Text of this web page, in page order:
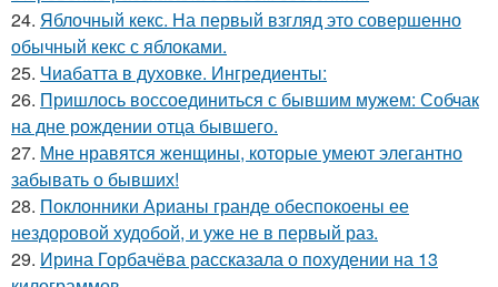
24. Яблочный кекс. На первый взгляд это совершенно
обычный кекс с яблоками.
25. Чиабатта в духовке. Ингредиенты:
26. Пришлось воссоединиться с бывшим мужем: Собчак
на дне рождении отца бывшего.
27. Мне нравятся женщины, которые умеют элегантно
забывать о бывших!
28. Поклонники Арианы гранде обеспокоены ее
нездоровой худобой, и уже не в первый раз.
29. Ирина Горбачёва рассказала о похудении на 13